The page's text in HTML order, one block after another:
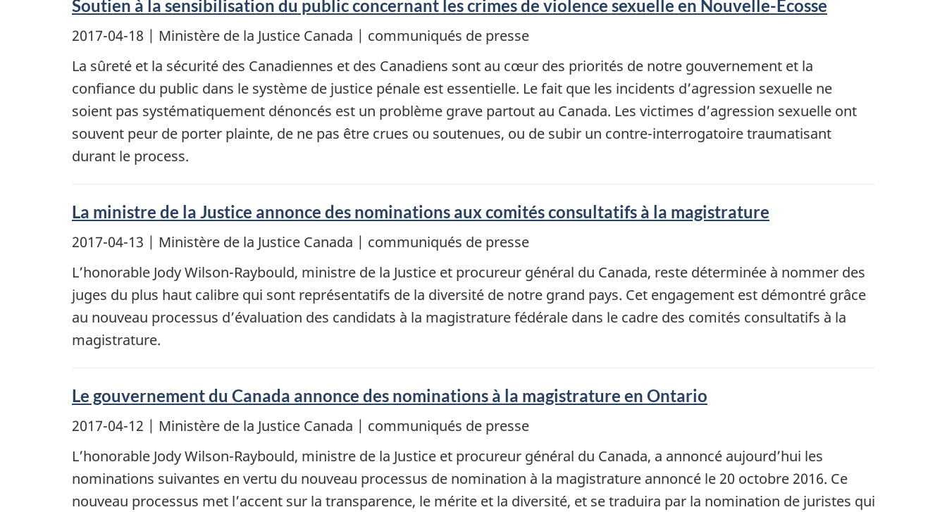
Soutien à la sensibilisation du public concernant les crimes de violence sexuelle en Nouvelle-Écosse
2017-04-18 | Ministère de la Justice Canada | communiqués de presse
La sûreté et la sécurité des Canadiennes et des Canadiens sont au cœur des priorités de notre gouvernement et la
confiance du public dans le système de justice pénale est essentielle. Le fait que les incidents d’agression sexuelle ne
soient pas systématiquement dénoncés est un problème grave partout au Canada. Les victimes d’agression sexuelle ont
souvent peur de porter plainte, de ne pas être crues ou soutenues, ou de subir un contre-interrogatoire traumatisant
durant le process.
La ministre de la Justice annonce des nominations aux comités consultatifs à la magistrature
2017-04-13 | Ministère de la Justice Canada | communiqués de presse
L’honorable Jody Wilson-Raybould, ministre de la Justice et procureur général du Canada, reste déterminée à nommer des
juges du plus haut calibre qui sont représentatifs de la diversité de notre grand pays. Cet engagement est démontré grâce
au nouveau processus d’évaluation des candidats à la magistrature fédérale dans le cadre des comités consultatifs à la
magistrature.
Le gouvernement du Canada annonce des nominations à la magistrature en Ontario
2017-04-12 | Ministère de la Justice Canada | communiqués de presse
L’honorable Jody Wilson-Raybould, ministre de la Justice et procureur général du Canada, a annoncé aujourd’hui les
nominations suivantes en vertu du nouveau processus de nomination à la magistrature annoncé le 20 octobre 2016. Ce
nouveau processus met l’accent sur la transparence, le mérite et la diversité, et se traduira par la nomination de juristes qui